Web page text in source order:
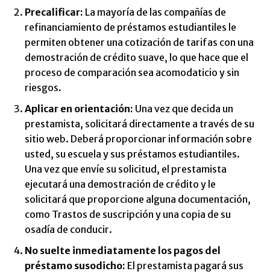
Precalificar: La mayoría de las compañías de
refinanciamiento de préstamos estudiantiles le
permiten obtener una cotización de tarifas con una
demostración de crédito suave, lo que hace que el
proceso de comparación sea acomodaticio y sin
riesgos.
Aplicar en orientación: Una vez que decida un
prestamista, solicitará directamente a través de su
sitio web. Deberá proporcionar información sobre
usted, su escuela y sus préstamos estudiantiles.
Una vez que envíe su solicitud, el prestamista
ejecutará una demostración de crédito y le
solicitará que proporcione alguna documentación,
como Trastos de suscripción y una copia de su
osadía de conducir.
No suelte inmediatamente los pagos del
préstamo susodicho: El prestamista pagará sus